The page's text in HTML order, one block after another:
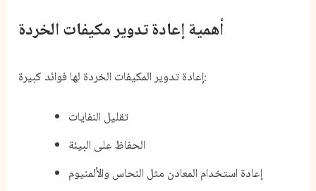
أهمية إعادة تدوير مكيفات الخردة
إعادة تدوير المكيفات الخردة لها فوائد كبيرة:
تقليل النفايات
الحفاظ على البيئة
إعادة استخدام المعادن مثل النحاس والألمنيوم